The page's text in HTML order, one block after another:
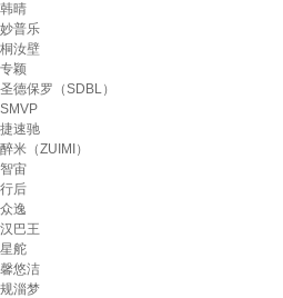
韩晴
妙普乐
桐汝壁
专颖
圣德保罗（SDBL）
SMVP
捷速驰
醉米（ZUIMI）
智宙
行后
众逸
汉巴王
星舵
馨悠洁
规淄梦